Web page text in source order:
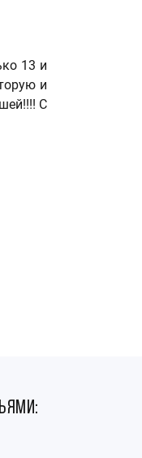
13 и
и
С